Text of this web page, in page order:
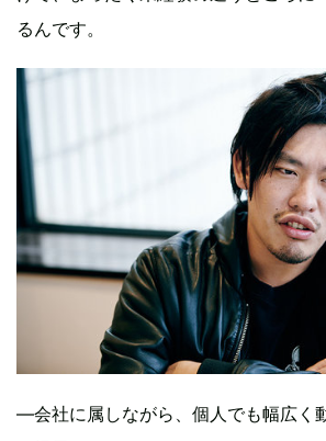
るんです。
—会社に属しながら、個人でも幅広く